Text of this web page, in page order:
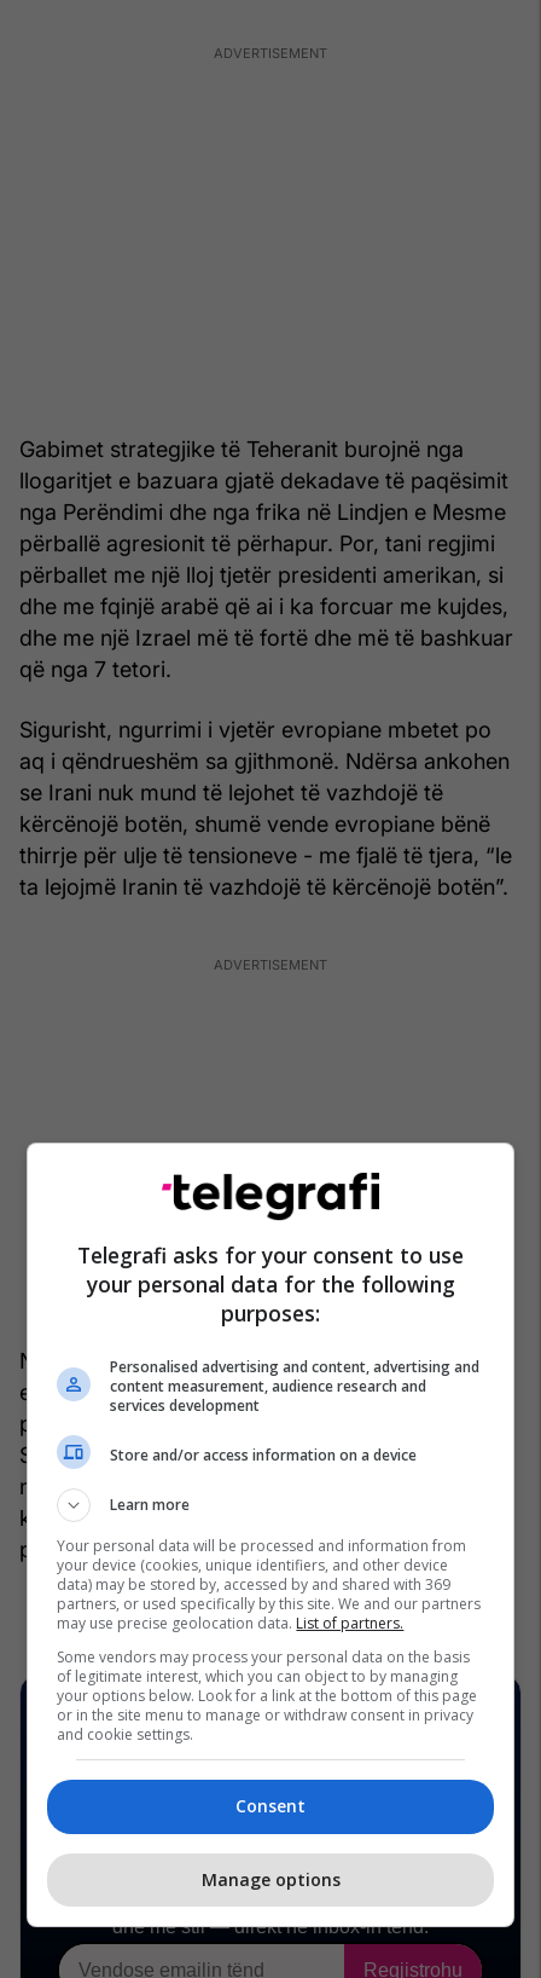
Gabimet strategjike të Teheranit burojnë nga
llogaritjet e bazuara gjatë dekadave të paqësimit
nga Perëndimi dhe nga frika në Lindjen e Mesme
përballë agresionit të përhapur. Por, tani regjimi
përballet me një lloj tjetër presidenti amerikan, si
dhe me fqinjë arabë që ai i ka forcuar me kujdes,
dhe me një Izrael më të fortë dhe më të bashkuar
që nga 7 tetori.
Sigurisht, ngurrimi i vjetër evropiane mbetet po
aq i qëndrueshëm sa gjithmonë. Ndërsa ankohen
se Irani nuk mund të lejohet të vazhdojë të
kërcënojë botën, shumë vende evropiane bënë
thirrje për ulje të tensioneve - me fjalë të tjera, “le
ta lejojmë Iranin të vazhdojë të kërcënojë botën”.
Në kontrast të fortë me vendet arabe, qëndrimi
evropian bëhet i qartë nga kufizimet ndaj
përdorimit nga ShBA-ja të bazave në Britani,
Spanjë, Francë dhe Itali. Por, regjimi i Teheranit
nuk mund të marrë as një grimë ngushëllimi nga
kjo, sepse Evropa e ka bërë veten të
parëndësishme në këtë luftë. /Telegrafi/
Telegrafi asks for your consent to use
your personal data for the following
purposes:
Personalised advertising and content, advertising and
content measurement, audience research and
services development
Store and/or access information on a device
Learn more
Your personal data will be processed and information from
your device (cookies, unique identifiers, and other device
data) may be stored by, accessed by and shared with 369
partners, or used specifically by this site. We and our partners
may use precise geolocation data. List of partners.
Some vendors may process your personal data on the basis
of legitimate interest, which you can object to by managing
your options below. Look for a link at the bottom of this page
or in the site menu to manage or withdraw consent in privacy
and cookie settings.
Consent
Manage options